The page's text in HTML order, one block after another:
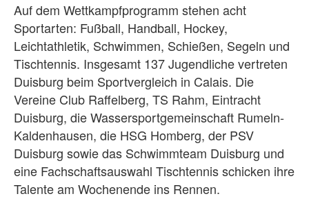
Auf dem Wettkampfprogramm stehen acht
Sportarten: Fußball, Handball, Hockey,
Leichtathletik, Schwimmen, Schießen, Segeln und
Tischtennis. Insgesamt 137 Jugendliche vertreten
Duisburg beim Sportvergleich in Calais. Die
Vereine Club Raffelberg, TS Rahm, Eintracht
Duisburg, die Wassersportgemeinschaft Rumeln-
Kaldenhausen, die HSG Homberg, der PSV
Duisburg sowie das Schwimmteam Duisburg und
eine Fachschaftsauswahl Tischtennis schicken ihre
Talente am Wochenende ins Rennen.